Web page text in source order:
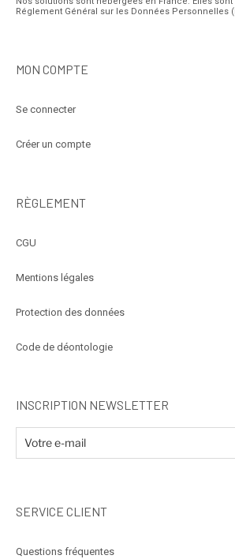
Réglement Général sur les Données Personnelles
MON COMPTE
Se connecter
Créer un compte
RÈGLEMENT
CGU
Mentions légales
Protection des données
Code de déontologie
INSCRIPTION NEWSLETTER
SERVICE CLIENT
Questions fréquentes